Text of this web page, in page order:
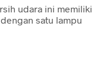
udara ini memiliki
satu lampu